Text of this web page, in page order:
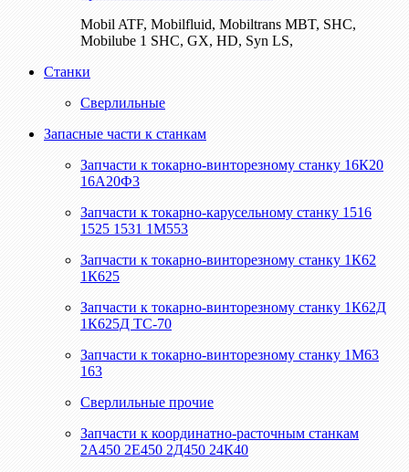
Mobil ATF, Mobilfluid, Mobiltrans MBT, SHC,
Mobilube 1 SHC, GX, HD, Syn LS,
Станки
Сверлильные
Запасные части к станкам
Запчасти к токарно-винторезному станку 16К20
16А20Ф3
Запчасти к токарно-карусельному станку 1516
1525 1531 1М553
Запчасти к токарно-винторезному станку 1К62
1К625
Запчасти к токарно-винторезному станку 1К62Д
1К625Д ТС-70
Запчасти к токарно-винторезному станку 1М63
163
Сверлильные прочие
Запчасти к координатно-расточным станкам
2А450 2Е450 2Д450 24К40